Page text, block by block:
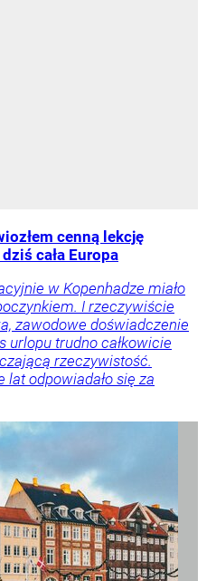
cenną lekcję
cała Europa
w Kopenhadze miało
I rzeczywiście
zawodowe doświadczenie
urlopu trudno całkowicie
rzeczywistość.
lat odpowiadało się za